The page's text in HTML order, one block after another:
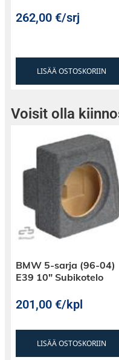
262,00€/srj
LISÄÄ OSTOSKORIIN
Voisit olla
BMW 5-sarja (96-04)
E39 10″ Subikotelo
201,00€/kpl
LISÄÄ OSTOSKORIIN